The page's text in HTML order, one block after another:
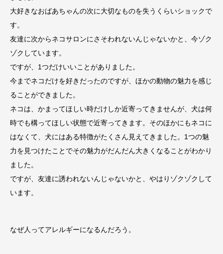
大好きなおばあちゃんの次に大切なものを失うくらいショックで
す。
友達に次からネコサロンにさそわれないんじゃないかと、今ゾク
ゾクしています。
ですが、1つだけいいことがありました。
今までネコだけを好きだったのですが、ほかの動物の魅力を感じ
ることができました。
ネコは、かまってほしい時だけしか近寄ってきませんが、犬は何
時でも構ってほしい状態で近寄ってきます。そのほかにもネコに
はなくて、犬にはある特徴がたくさん見えてきました。1つの魅
力を見つけたことでその魅力がだんだん大きくなることがわかり
ました。
ですが、友達に誘われないんじゃないかと、やはりゾクゾクして
います。
なぜ人ってアレルギーになるんだろう。